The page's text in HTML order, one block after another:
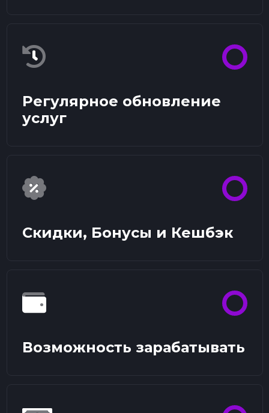
Регулярное обновление
услуг
Скидки, Бонусы и Кешбэк
Возможность зарабатывать